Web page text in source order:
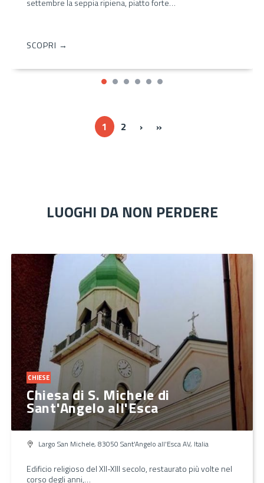
SCOPRI →
1 2 ›Next ›
»
LUOGHI DA NON PERDERE
CHIESE
Chiesa di S. Michele di
Sant'Angelo all'Esca
Largo San Michele, 83050 Sant'Angelo all'Esca AV, Italia
Edificio religioso del XII-XIII secolo, restaurato più volte nel
corso degli anni,…